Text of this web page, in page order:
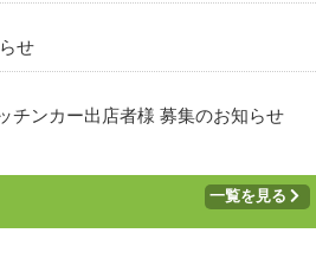
せ
チンカー出店者様 募集のお知らせ
一覧を見る